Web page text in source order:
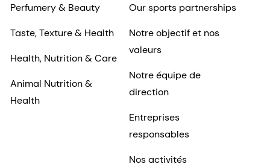
Perfumery & Beauty
Taste, Texture & Health
Health, Nutrition & Care
Animal Nutrition &
Health
Our sports partnerships
Notre objectif et nos
valeurs
Notre équipe de
direction
Entreprises
responsables
Nos activités